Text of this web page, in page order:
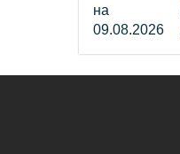
на
09.08.2026